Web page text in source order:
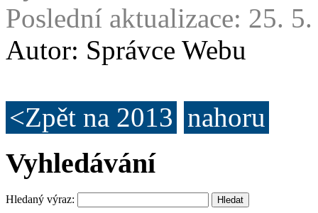
Poslední aktualizace: 25.
Autor: Správce Webu
<Zpět na 2013 nahoru
Vyhledávání
Hledaný výraz: